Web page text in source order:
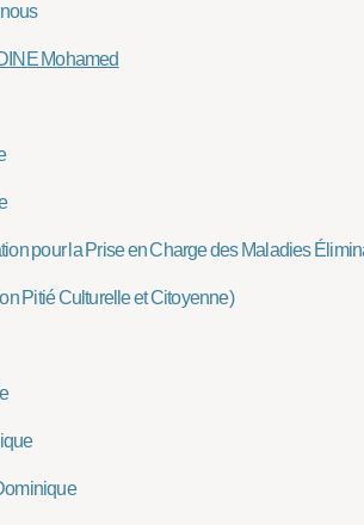
Mohamed
pour la Prise en Charge des Maladies
Pitié Culturelle et Citoyenne)